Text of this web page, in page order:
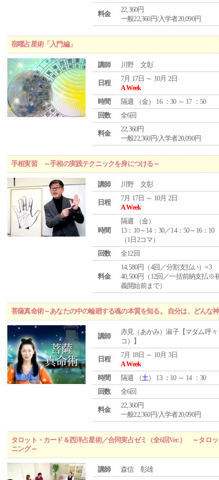
料金
22,360円
一般22,360円/入学者20,090円
宿曜占星術「入門編」
講師 川野 文彰
日程
7月 17日 ～ 10月 2日
A Week
時間
隔週 （金） 16 ：30 ～ 17 ：50
回数
全6回
料金
22,360円
一般22,360円/入学者20,090円
手相実習 ～手相の実践テクニックを身につける～
講師 川野 文彰
日程
7月 17日 ～ 10月 2日
A Week
時間
隔週 （金）
13：10～14：30／14：50～16：10
（1日2コマ）
回数
全12回
料金
14,580円（4回／分割支払い）×3
40,500円（12回／一括前納支払※
義開始前まで）
菩薩真命術～あなたの中の輪廻する魂の本質を知る。 自分は、どんな
講師
赤見（あかみ）淑子【マダム呼々
コ）】
日程
7月 18日 ～ 10月 3日
A Week
時間
隔週 （土） 13 ：10 ～ 14 ：30
回数
全6回
料金
22,360円
一般22,360円/入学者20,090円
タロット・カード＆西洋占星術／合同実占ゼミ（全6回Ver.） ～タロ
ニング～
講師
森信 彰雄